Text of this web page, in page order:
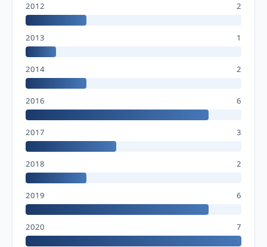
2012 2
2013 1
2014 2
2016 6
2017 3
2018 2
2019 6
2020 7